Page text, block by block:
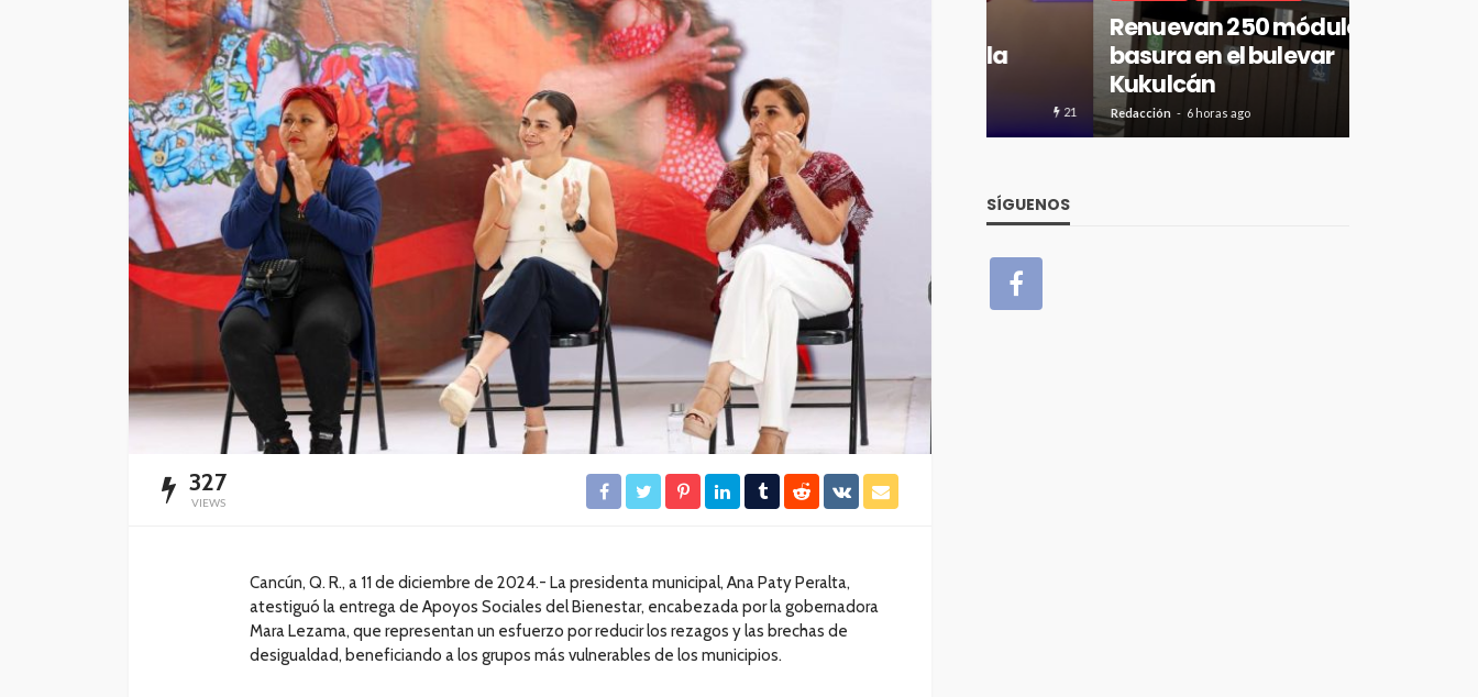
327
VIEWS
Cancún, Q. R., a 11 de diciembre de 2024.- La presidenta municipal, Ana Paty Peralta,
atestiguó la entrega de Apoyos Sociales del Bienestar, encabezada por la gobernadora
Mara Lezama, que representan un esfuerzo por reducir los rezagos y las brechas de
desigualdad, beneficiando a los grupos más vulnerables de los municipios.
CANCÚN DESTACADAS
Blindan la higiene en
restaurantes
Redacción 6 horas ago
CANCÚN
Acuífero, al centro de la
agenda hídrica
Redacción 6 horas ago
Renuevan 250 módulos de
basura en el bulevar
Redacción 6 horas ago
SÍGUENOS